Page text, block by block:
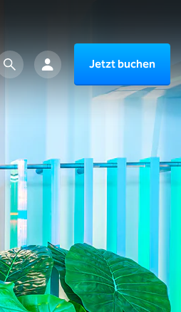
Jetzt buchen